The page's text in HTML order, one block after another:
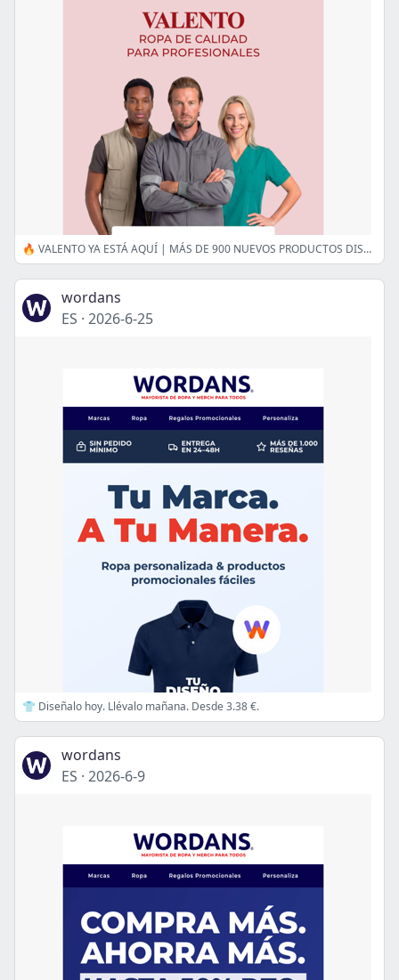
🔥 VALENTO YA ESTÁ AQUÍ | MÁS DE 900 NUEVOS PRODUCTOS DISPONIBLES
wordans
ES · 2026-6-25
👕 Diseñalo hoy. Llévalo mañana. Desde 3.38 €.
wordans
ES · 2026-6-9